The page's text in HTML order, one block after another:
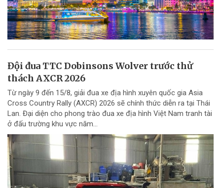
Đội đua TTC Dobinsons Wolver trước thử
thách AXCR 2026
Từ ngày 9 đến 15/8, giải đua xe địa hình xuyên quốc gia Asia
Cross Country Rally (AXCR) 2026 sẽ chính thức diễn ra tại Thái
Lan. Đại diện cho phong trào đua xe địa hình Việt Nam tranh tài
ở đấu trường khu vực năm...